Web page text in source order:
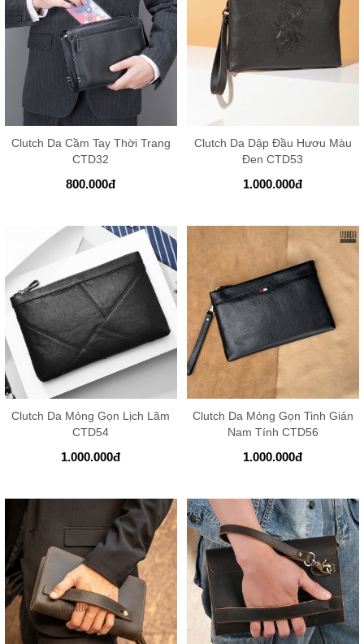
Clutch Da Cầm Tay Thời Trang
CTD32
800.000đ
Clutch Da Dập Đầu Hươu Màu
Đen CTD53
1.000.000đ
Clutch Da Mỏng Gọn Lịch Lãm
CTD54
1.000.000đ
Clutch Da Mỏng Gọn Tinh Giản
Nam Tính CTD56
1.000.000đ